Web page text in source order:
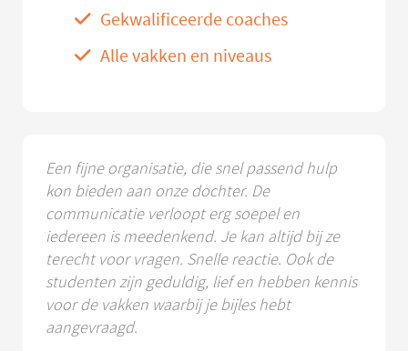
Gekwalificeerde coaches
Alle vakken en niveaus
Een fijne organisatie, die snel passend hulp
kon bieden aan onze dochter. De
communicatie verloopt erg soepel en
iedereen is meedenkend. Je kan altijd bij ze
terecht voor vragen. Snelle reactie. Ook de
studenten zijn geduldig, lief en hebben kennis
voor de vakken waarbij je bijles hebt
aangevraagd.